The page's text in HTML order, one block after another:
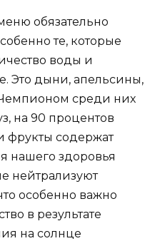
обязательно
те, которые
воды и
Это дыни, апельсины,
среди них
на 90 процентов
фрукты содержат
нашего здоровья
нейтрализуют
особенно важно
в результате
на солнце